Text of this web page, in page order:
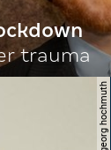
trauma